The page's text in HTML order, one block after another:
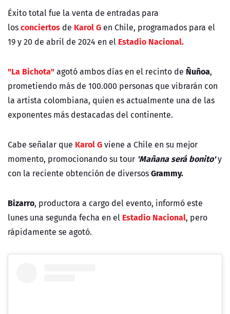
Éxito total fue la venta de entradas para
losconciertos de Karol G en Chile, programados para el
19 y 20 de abril de 2024 en el Estadio Nacional.
"La Bichota"agotó ambos días en el recinto de Ñuñoa,
prometiendo más de 100.000 personas que vibrarán con
la artista colombiana, quien es actualmente una de las
exponentes más destacadas del continente.
Cabe señalar que Karol Gviene a Chile en su mejor
momento, promocionando su tour 'Mañana será bonito'y
con la reciente obtención de diversosGrammy.
Bizarro, productora a cargo del evento, informó este
lunes una segunda fecha en el Estadio Nacional, pero
rápidamente se agotó.